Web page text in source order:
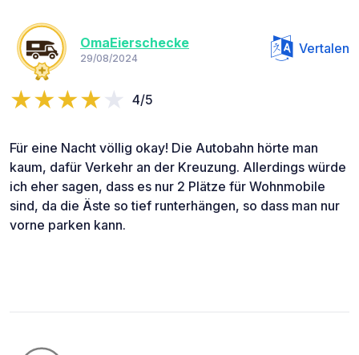
OmaEierschecke
29/08/2024
Vertalen
4/5
Für eine Nacht völlig okay! Die Autobahn hörte man
kaum, dafür Verkehr an der Kreuzung. Allerdings würde
ich eher sagen, dass es nur 2 Plätze für Wohnmobile
sind, da die Äste so tief runterhängen, so dass man nur
vorne parken kann.